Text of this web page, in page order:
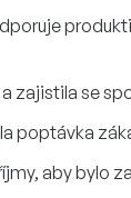
zajistila se
poptávka
aby bylo